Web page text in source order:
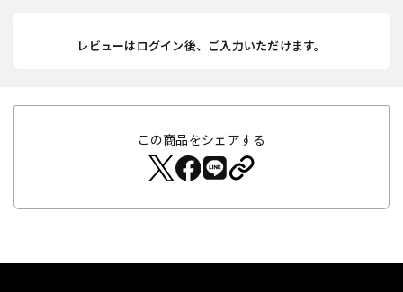
レビューはログイン後、ご入力いただけます。
この商品をシェアする